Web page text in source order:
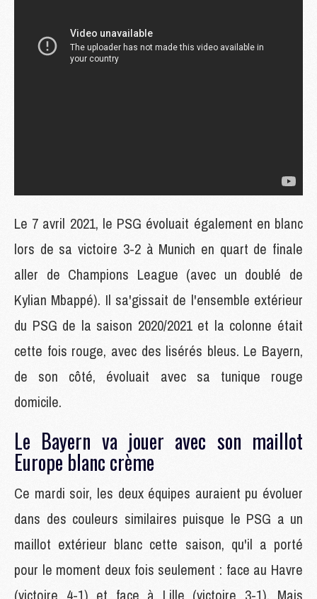
Le 7 avril 2021, le PSG évoluait également en blanc
lors de sa victoire 3-2 à Munich en quart de finale
aller de Champions League (avec un doublé de
Kylian Mbappé). Il sa'gissait de l'ensemble extérieur
du PSG de la saison 2020/2021 et la colonne était
cette fois rouge, avec des lisérés bleus. Le Bayern,
de son côté, évoluait avec sa tunique rouge
domicile.
Le Bayern va jouer avec son maillot
Europe blanc crème
Ce mardi soir, les deux équipes auraient pu évoluer
dans des couleurs similaires puisque le PSG a un
maillot extérieur blanc cette saison, qu'il a porté
pour le moment deux fois seulement : face au Havre
(victoire 4-1) et face à Lille (victoire 3-1). Mais